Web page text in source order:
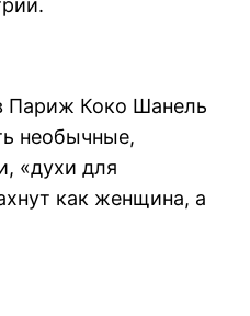
Париж Коко Шанель
необычные,
«духи для
как женщина, а